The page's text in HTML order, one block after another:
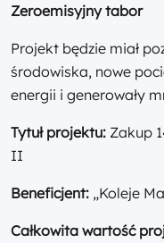
Zeroemisyjny tabor
Projekt będzie miał
środowiska, nowe
energii i generowały
Tytuł projektu: Zakup
II
Beneficjent: „Koleje
Całkowita wartość